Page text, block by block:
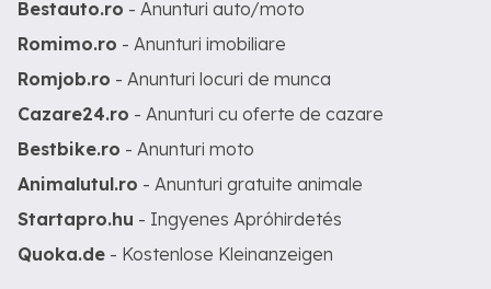
Bestauto.ro - Anunturi auto/moto
Romimo.ro - Anunturi imobiliare
Romjob.ro - Anunturi locuri de munca
Cazare24.ro - Anunturi cu oferte de cazare
Bestbike.ro - Anunturi moto
Animalutul.ro - Anunturi gratuite animale
Startapro.hu - Ingyenes Apróhirdetés
Quoka.de - Kostenlose Kleinanzeigen